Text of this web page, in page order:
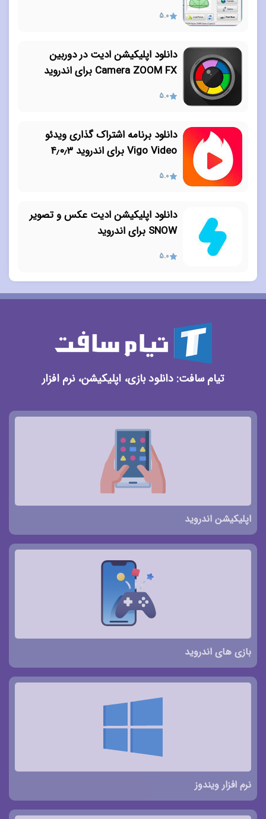
5.0
دانلود اپلیکیشن ادیت در دوربین
Camera ZOOM FX برای اندروید
5.0
دانلود برنامه اشتراک گذاری ویدئو
Vigo Video برای اندروید ۴٫۰٫۳
5.0
دانلود اپلیکیشن ادیت عکس و تصویر
SNOW برای اندروید
5.0
تیام سافت: دانلود بازی، اپلیکیشن، نرم افزار
اپلیکیشن اندروید
بازی های اندروید
نرم افزار ویندوز